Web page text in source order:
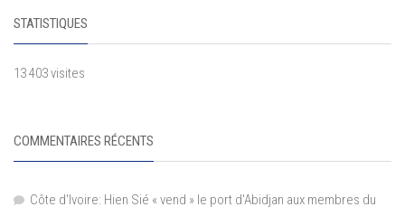
STATISTIQUES
13 403 visites
COMMENTAIRES RÉCENTS
Côte d'Ivoire: Hien Sié « vend » le port d'Abidjan aux membres du